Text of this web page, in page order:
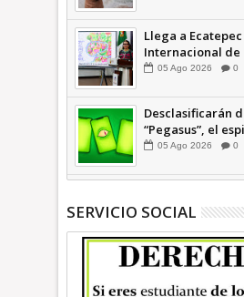
Llega a
Internacional de
Niños (… y no tan
05 Ago 2026 0
Desclasificarán
“Pegasus”, el
México que
TIEMPO
05 Ago 2026 0
SERVICIO SOCIAL